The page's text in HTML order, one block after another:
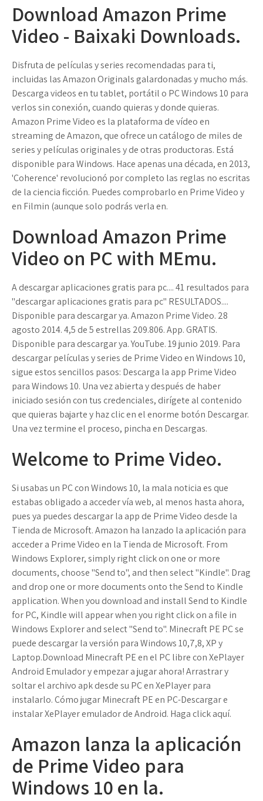
Download Amazon Prime
Video - Baixaki Downloads.
Disfruta de películas y series recomendadas para ti,
incluidas las Amazon Originals galardonadas y mucho más.
Descarga videos en tu tablet, portátil o PC Windows 10 para
verlos sin conexión, cuando quieras y donde quieras.
Amazon Prime Video es la plataforma de vídeo en
streaming de Amazon, que ofrece un catálogo de miles de
series y películas originales y de otras productoras. Está
disponible para Windows. Hace apenas una década, en 2013,
'Coherence' revolucionó por completo las reglas no escritas
de la ciencia ficción. Puedes comprobarlo en Prime Video y
en Filmin (aunque solo podrás verla en.
Download Amazon Prime
Video on PC with MEmu.
A descargar aplicaciones gratis para pc.... 41 resultados para
"descargar aplicaciones gratis para pc" RESULTADOS....
Disponible para descargar ya. Amazon Prime Video. 28
agosto 2014. 4,5 de 5 estrellas 209.806. App. GRATIS.
Disponible para descargar ya. YouTube. 19 junio 2019. Para
descargar películas y series de Prime Video en Windows 10,
sigue estos sencillos pasos: Descarga la app Prime Video
para Windows 10. Una vez abierta y después de haber
iniciado sesión con tus credenciales, dirígete al contenido
que quieras bajarte y haz clic en el enorme botón Descargar.
Una vez termine el proceso, pincha en Descargas.
Welcome to Prime Video.
Si usabas un PC con Windows 10, la mala noticia es que
estabas obligado a acceder vía web, al menos hasta ahora,
pues ya puedes descargar la app de Prime Video desde la
Tienda de Microsoft. Amazon ha lanzado la aplicación para
acceder a Prime Video en la Tienda de Microsoft. From
Windows Explorer, simply right click on one or more
documents, choose "Send to", and then select "Kindle". Drag
and drop one or more documents onto the Send to Kindle
application. When you download and install Send to Kindle
for PC, Kindle will appear when you right click on a file in
Windows Explorer and select "Send to". Minecraft PE PC se
puede descargar la versión para Windows 10,7,8, XP y
Laptop.Download Minecraft PE en el PC libre con XePlayer
Android Emulador y empezar a jugar ahora! Arrastrar y
soltar el archivo apk desde su PC en XePlayer para
instalarlo. Cómo jugar Minecraft PE en PC-Descargar e
instalar XePlayer emulador de Android. Haga click aquí.
Amazon lanza la aplicación
de Prime Video para
Windows 10 en la.